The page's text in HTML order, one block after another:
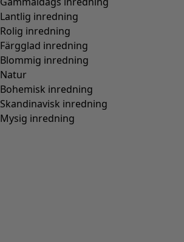
Lantlig inredning
Rolig inredning
Färgglad inredning
Blommig inredning
Natur
Bohemisk inredning
Skandinavisk inredning
Mysig inredning